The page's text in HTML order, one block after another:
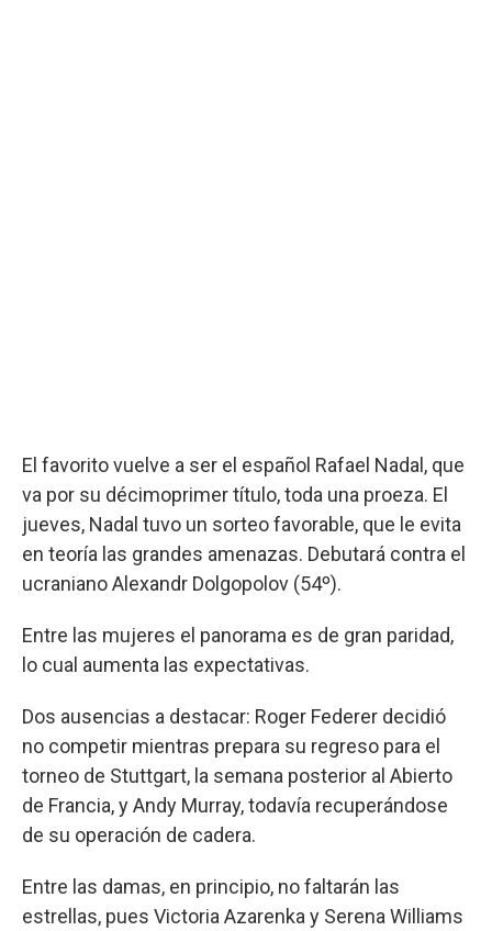
El favorito vuelve a ser el español Rafael Nadal, que
va por su décimoprimer título, toda una proeza. El
jueves, Nadal tuvo un sorteo favorable, que le evita
en teoría las grandes amenazas. Debutará contra el
ucraniano Alexandr Dolgopolov (54º).
Entre las mujeres el panorama es de gran paridad,
lo cual aumenta las expectativas.
Dos ausencias a destacar: Roger Federer decidió
no competir mientras prepara su regreso para el
torneo de Stuttgart, la semana posterior al Abierto
de Francia, y Andy Murray, todavía recuperándose
de su operación de cadera.
Entre las damas, en principio, no faltarán las
estrellas, pues Victoria Azarenka y Serena Williams